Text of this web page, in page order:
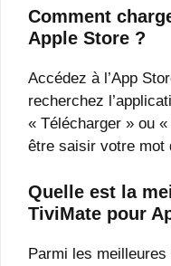
Comment
Apple Store ?
Accédez à l’App
recherchez
« Télécharger » ou
être saisir votre mot
Quelle est la
TiviMate pour
Parmi les